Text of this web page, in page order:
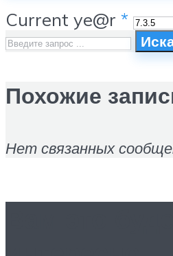
Current ye@r *
Похожие
Нет связанных